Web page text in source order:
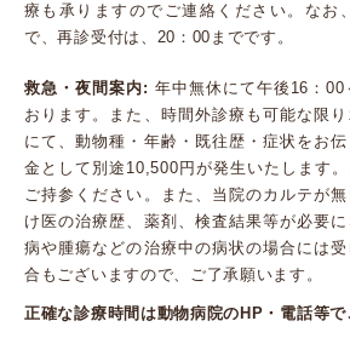
療も承りますのでご連絡ください。なお
で、再診受付は、20：00までです。
救急・夜間案内: 年中無休にて午後16：
おります。また、時間外診療も可能な限
にて、動物種・年齢・既往歴・症状をお
金として別途10,500円が発生いたします
ご持参ください。また、当院のカルテが
け医の治療歴、薬剤、検査結果等が必要
病や腫瘍などの治療中の病状の場合には
合もございますので、ご了承願います。
正確な診療時間は動物病院のHP・電話等で